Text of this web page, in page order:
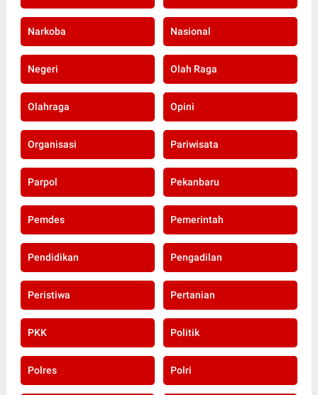
Misharti MTQ
Narkoba Nasional
Negeri Olah Raga
Olahraga Opini
Organisasi Pariwisata
Parpol Pekanbaru
Pemdes Pemerintah
Pendidikan Pengadilan
Peristiwa Pertanian
PKK Politik
Polres Polri